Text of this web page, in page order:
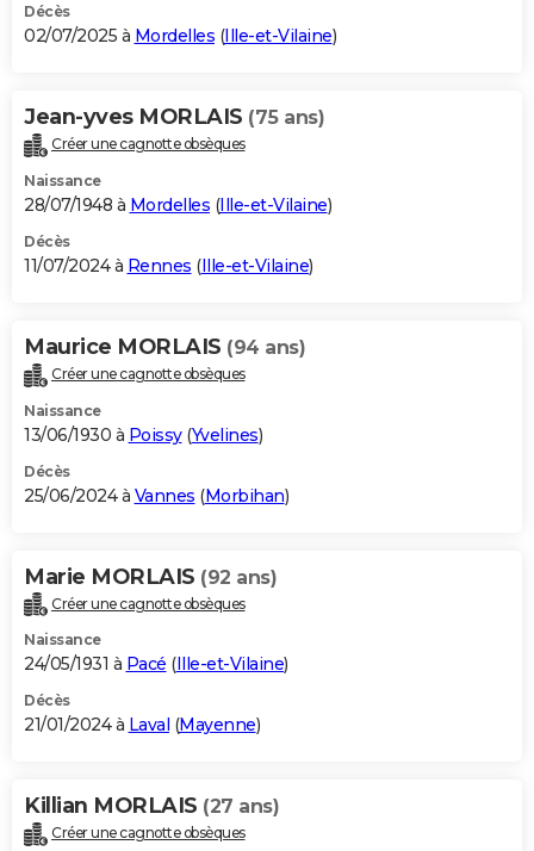
S'inscrire
Se connecter
Lycées
Collèges
Primaires
Universités
Entreprises
Service militaire
Avis de recherche
AVIS DE DÉCÈS
Bricolage
Lifestyle
Culture
Sport
Auto
Television
Voyage
Cinema
Décès
02/07/2025 à Mordelles (Ille-et-Vilaine)
Jean-yves MORLAIS (75 ans)
Créer une cagnotte obsèques
Naissance
28/07/1948 à Mordelles (Ille-et-Vilaine)
Décès
11/07/2024 à Rennes (Ille-et-Vilaine)
Maurice MORLAIS (94 ans)
Créer une cagnotte obsèques
Naissance
13/06/1930 à Poissy(Yvelines)
Décès
25/06/2024 à Vannes (Morbihan)
Marie MORLAIS (92 ans)
Créer une cagnotte obsèques
Naissance
24/05/1931 à Pacé (Ille-et-Vilaine)
Décès
21/01/2024 à Laval (Mayenne)
Killian MORLAIS (27 ans)
Créer une cagnotte obsèques